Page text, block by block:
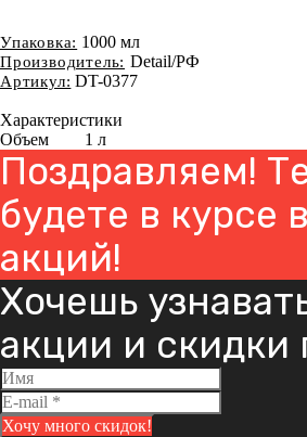
Упаковка: 1000 мл
Производитель: Detail/РФ
Артикул: DT-0377
Характеристики
Объем
1 л
Поздравляем!
будете в курсе
акций!
Хочешь
акции и скидки